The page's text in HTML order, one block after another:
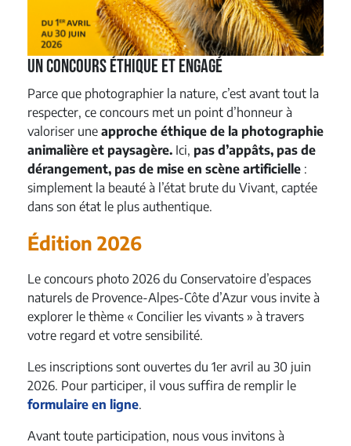
Un concours éthique et engagé
Parce que photographier la nature, c’est avant tout la
respecter, ce concours met un point d’honneur à
valoriser une approche éthique de la photographie
animalière et paysagère. Ici, pas d’appâts, pas de
dérangement, pas de mise en scène artificielle :
simplement la beauté à l’état brute du Vivant, captée
dans son état le plus authentique.
Édition 2026
Le concours photo 2026 du Conservatoire d’espaces
naturels de Provence-Alpes-Côte d’Azur vous invite à
explorer le thème « Concilier les vivants » à travers
votre regard et votre sensibilité.
Les inscriptions sont ouvertes du 1er avril au 30 juin
2026. Pour participer, il vous suffira de remplir le
formulaire en ligne.
Avant toute participation, nous vous invitons à